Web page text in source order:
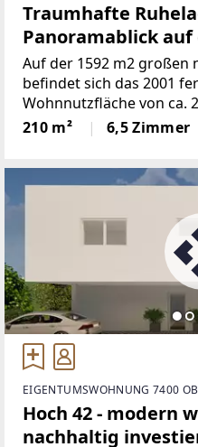
Traumhafte
Panoramablick
(Provisionsfrei)
Auf der 1592 m2 großen
befindet sich das 2001
Wohnnutzfläche von ca.
Fensterspenden viel
mehreren Ebenen
210 m² 6,5 Zimmer
EIGENTUMSWOHNUNG 7400
Hoch 42 - modern
nachhaltig